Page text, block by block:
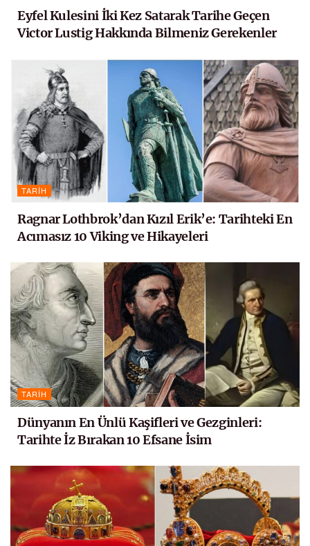
Eyfel Kulesini İki Kez Satarak Tarihe Geçen
Victor Lustig Hakkında Bilmeniz Gerekenler
TARIH
Ragnar Lothbrok’dan Kızıl Erik’e: Tarihteki En
Acımasız 10 Viking ve Hikayeleri
TARIH
Dünyanın En Ünlü Kaşifleri ve Gezginleri:
Tarihte İz Bırakan 10 Efsane İsim